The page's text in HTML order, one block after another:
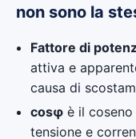
non sono la
Fattore di
attiva e
causa di
cosφè il coseno
tensione e